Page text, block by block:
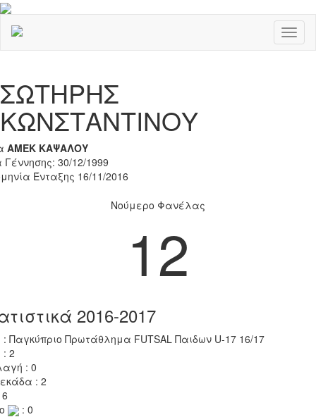
ΣΩΤΗΡΗΣ
ΚΩΝΣΤΑΝΤΙΝΟΥ
ΑΜΕΚ ΚΑΨΑΛΟΥ
Γέννησης: 30/12/1999
Ένταξης 16/11/2016
Νούμερο Φανέλας
12
2016-2017
: Παγκύπριο Πρωτάθλημα FUTSAL Παιδων U-17 16/17
: 2
: 0
: 2
: 0